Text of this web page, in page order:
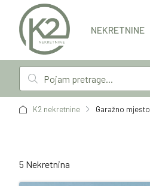
NEKRETNINE
K2 nekretnine Garažno mjesto
5 Nekretnina